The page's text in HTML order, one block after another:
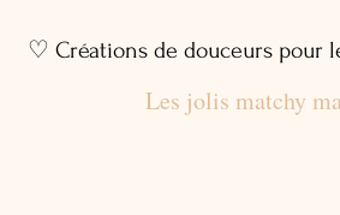
♡ Créations de douceurs pour
Les jolis matchy